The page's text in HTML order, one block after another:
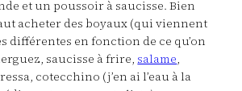
et un poussoir à saucisse. Bien
acheter des boyaux (qui viennent
différentes en fonction de ce qu’on
saucisse à frire, salame,
cotecchino (j’en ai l’eau à la